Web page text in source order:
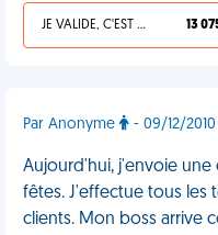
JE VALIDE, C'EST UNE VDM 13
Par Anonyme - 09/12/2010
Aujourd'hui, j'envoie
fêtes. J'effectue tous les
clients. Mon boss arrive